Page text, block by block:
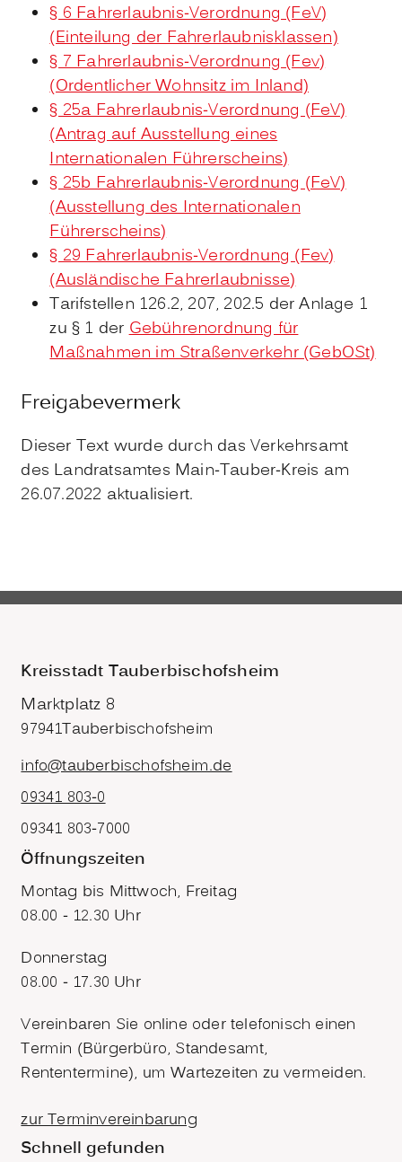
§ 6 Fahrerlaubnis-Verordnung (FeV)
(Einteilung der Fahrerlaubnisklassen)
§ 7 Fahrerlaubnis-Verordnung (Fev)
(Ordentlicher Wohnsitz im Inland)
§ 25a Fahrerlaubnis-Verordnung (FeV)
(Antrag auf Ausstellung eines
Internationalen Führerscheins)
§ 25b Fahrerlaubnis-Verordnung (FeV)
(Ausstellung des Internationalen
Führerscheins)
§ 29 Fahrerlaubnis-Verordnung (Fev)
(Ausländische Fahrerlaubnisse)
Tarifstellen 126.2, 207, 202.5 der Anlage 1
zu § 1 derGebührenordnung für
Maßnahmen im Straßenverkehr (GebOSt)
Freigabevermerk
Dieser Text wurde durch das Verkehrsamt
des Landratsamtes Main-Tauber-Kreis am
26.07.2022 aktualisiert.
Kreisstadt Tauberbischofsheim
Marktplatz 8
97941Tauberbischofsheim
info@tauberbischofsheim.de
09341 803-0
09341 803-7000
Öffnungszeiten
Montag bis Mittwoch, Freitag
08.00 - 12.30 Uhr
Donnerstag
08.00 - 17.30 Uhr
Vereinbaren Sie online oder telefonisch einen
Termin (Bürgerbüro, Standesamt,
Rententermine), um Wartezeiten zu vermeiden.
zur Terminvereinbarung
Schnell gefunden